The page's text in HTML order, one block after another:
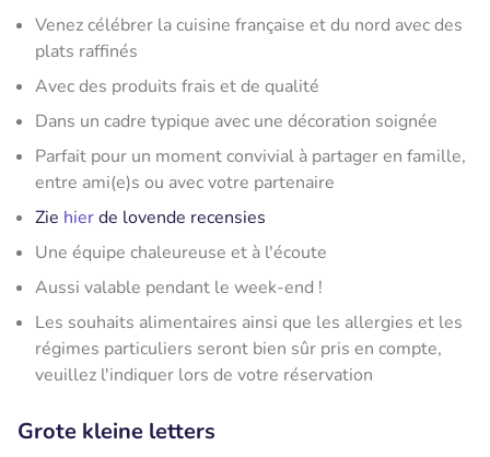
Venez célébrer la cuisine française et du nord avec des
plats raffinés
Avec des produits frais et de qualité
Dans un cadre typique avec une décoration soignée
Parfait pour un moment convivial à partager en famille,
entre ami(e)s ou avec votre partenaire
Zie hierde lovende recensies
Une équipe chaleureuse et à l'écoute
Aussi valable pendant le week-end !
Les souhaits alimentaires ainsi que les allergies et les
régimes particuliers seront bien sûr pris en compte,
veuillez l'indiquer lors de votre réservation
Grote kleine letters